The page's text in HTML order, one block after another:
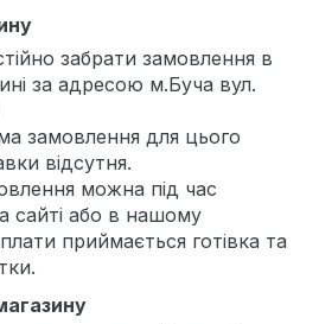
забрати замовлення в
за адресою м.Буча вул.
замовлення для цього
відсутня.
можна під час
сайті або в нашому
приймається готівка та